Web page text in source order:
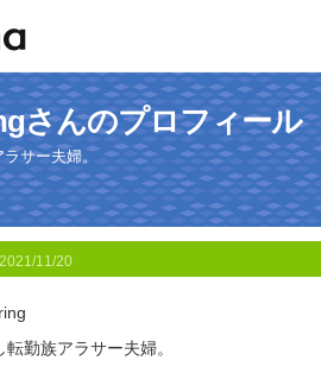
さんのプロフィール
サー夫婦。
2021/11/20
転勤族アラサー夫婦。